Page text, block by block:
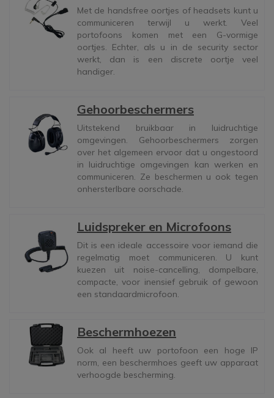
Met de handsfree oortjes of headsets kunt u
communiceren terwijl u werkt. Veel
portofoons komen met een G-vormige
oortjes. Echter, als u in de security sector
werkt, dan is een discrete oortje veel
handiger.
Gehoorbeschermers
Uitstekend bruikbaar in luidruchtige
omgevingen. Gehoorbeschermers zorgen
over het algemeen ervoor dat u ongestoord
in luidruchtige omgevingen kan werken en
communiceren. Ze beschermen u ook tegen
onhersterlbare oorschade.
Luidspreker en Microfoons
Dit is een ideale accessoire voor iemand die
regelmatig moet communiceren. U kunt
kuezen uit noise-cancelling, dompelbare,
compacte, voor inensief gebruik of gewoon
een standaardmicrofoon.
Beschermhoezen
Ook al heeft uw portofoon een hoge IP
norm, een beschermhoes geeft uw apparaat
verhoogde bescherming.